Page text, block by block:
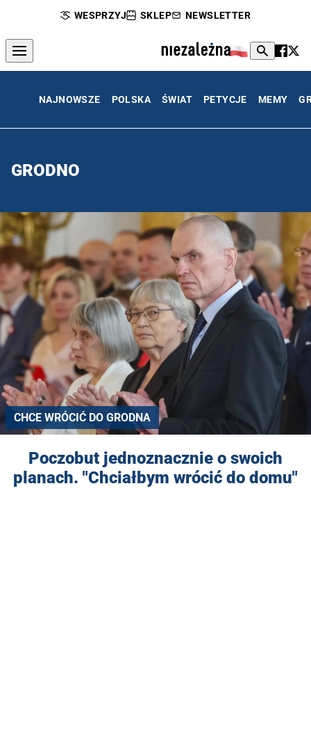
WESPRZYJ SKLEP NEWSLETTER
NAJNOWSZE POLSKA ŚWIAT PETYCJE MEMY
GRODNO
CHCE WRÓCIĆ DO GRODNA
Poczobut jednoznacznie o swoich
planach. "Chciałbym wrócić do domu"